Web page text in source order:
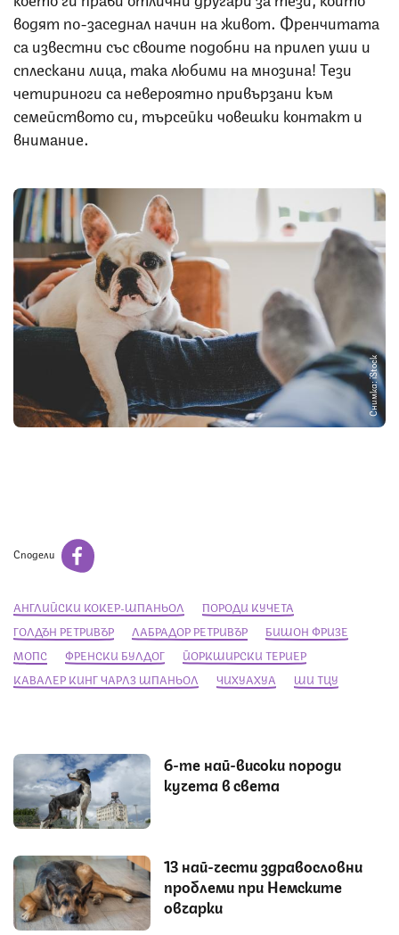
водят по-заседнал начин на живот. Френчитата
са известни със своите подобни на прилеп уши и
сплескани лица, така любими на мнозина! Тези
четириноги са невероятно привързани към
семейството си, търсейки човешки контакт и
внимание.
Снимка: iStock
Сподели
АНГЛИЙСКИ КОКЕР-ШПАНЬОЛ
ПОРОДИ КУЧЕТА
ГОЛДЪН РЕТРИВЪР
ЛАБРАДОР РЕТРИВЪР
БИШОН ФРИЗЕ
МОПС
ФРЕНСКИ БУЛДОГ
ЙОРКШИРСКИ ТЕРИЕР
КАВАЛЕР КИНГ ЧАРЛЗ ШПАНЬОЛ
ЧИХУАХУА ШИ ТЦУ
6-те най-високи породи
кучета в света
13 най-чести здравословни
проблеми при Немските
овчарки